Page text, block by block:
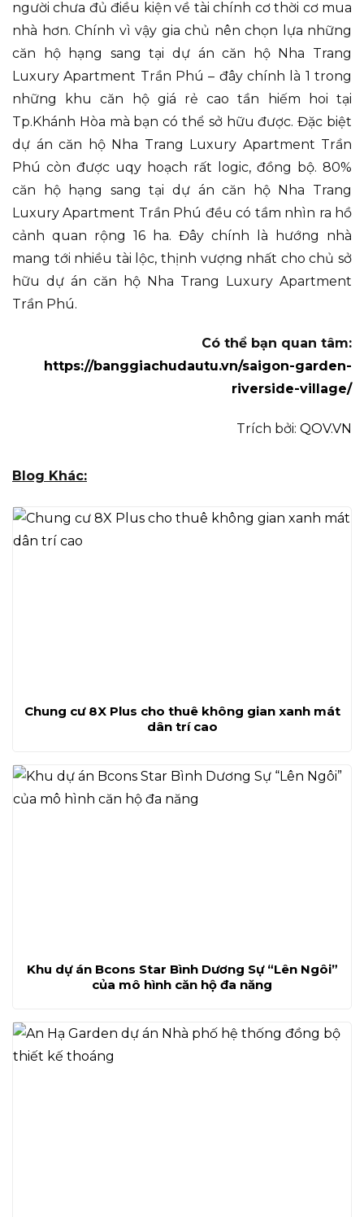
người chưa đủ điều kiện về tài chính cơ thời cơ mua
nhà hơn. Chính vì vậy gia chủ nên chọn lựa những
căn hộ hạng sang tại dự án căn hộ Nha Trang
Luxury Apartment Trần Phú – đây chính là 1 trong
những khu căn hộ giá rẻ cao tần hiếm hoi tại
Tp.Khánh Hòa mà bạn có thể sở hữu được. Đặc biệt
dự án căn hộ Nha Trang Luxury Apartment Trần
Phú còn được uqy hoạch rất logic, đồng bộ. 80%
căn hộ hạng sang tại dự án căn hộ Nha Trang
Luxury Apartment Trần Phú đều có tầm nhìn ra hồ
cảnh quan rộng 16 ha. Đây chính là hướng nhà
mang tới nhiều tài lộc, thịnh vượng nhất cho chủ sở
hữu dự án căn hộ Nha Trang Luxury Apartment
Trần Phú.
Có thể bạn quan tâm:
https://banggiachudautu.vn/saigon-garden-
riverside-village/
Trích bởi: QOV.VN
Blog Khác:
Chung cư 8X Plus cho thuê không gian xanh mát
dân trí cao
Khu dự án Bcons Star Bình Dương Sự “Lên Ngôi”
của mô hình căn hộ đa năng